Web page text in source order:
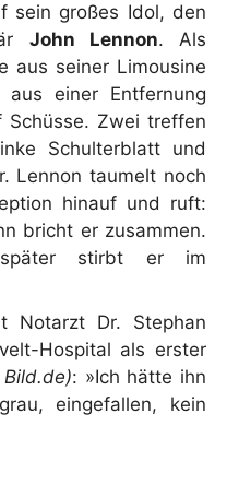
sein großes Idol, den
John Lennon. Als
aus seiner Limousine
einer Entfernung
Zwei treffen
Schulterblatt und
Lennon taumelt noch
hinauf und ruft:
bricht er zusammen.
stirbt er im
Notarzt Dr. Stephan
Hospital als erster
: »Ich hätte ihn
eingefallen, kein